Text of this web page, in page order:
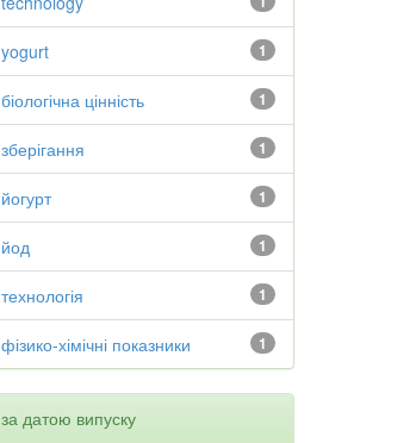
1
yogurt
1
біологічна цінність
1
зберігання
1
йогурт
1
йод
1
технологія
1
фізико-хімічні показники
за датою випуску